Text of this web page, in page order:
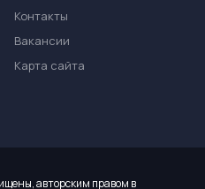
Контакты
Вакансии
Карта сайта
авторским правом в